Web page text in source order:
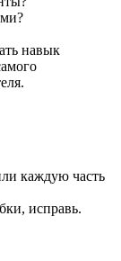
навык
каждую часть
исправь.